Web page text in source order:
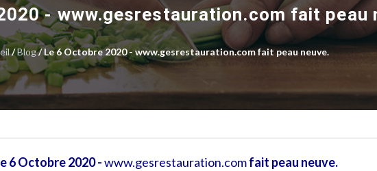
- www.gesrestauration.com fait peau
/Blog/ Le 6 Octobre 2020 - www.gesrestauration.com fait peau neuve.
6 Octobre 2020 -www.gesrestauration.comfait peau neuve.